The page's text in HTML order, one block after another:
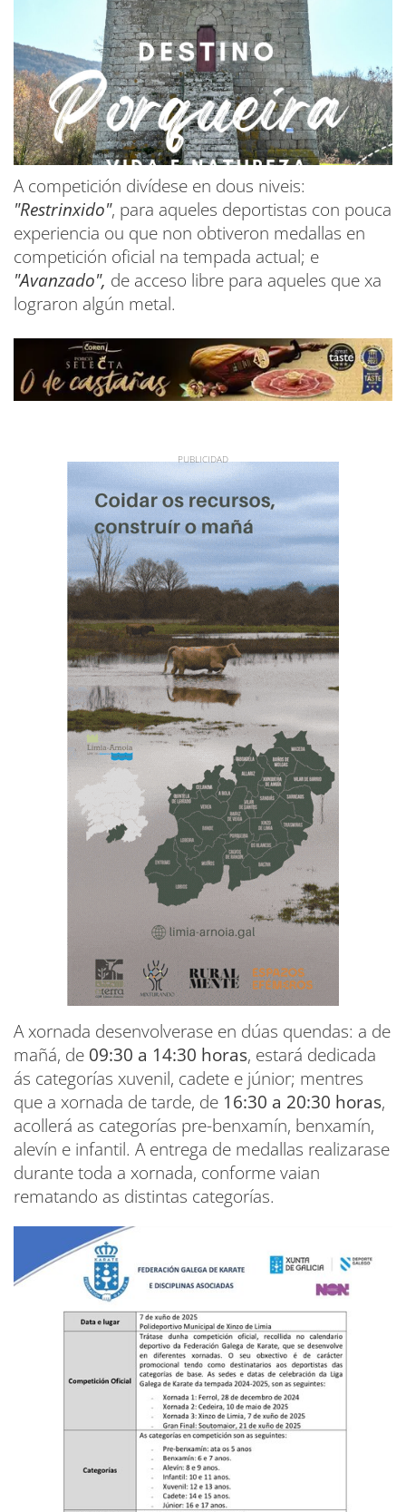
A competición divídese en dous niveis:
"Restrinxido", para aqueles deportistas con pouca
experiencia ou que non obtiveron medallas en
competición oficial na tempada actual; e
"Avanzado", de acceso libre para aqueles que xa
lograron algún metal.
A xornada desenvolverase en dúas quendas: a de
mañá, de 09:30 a 14:30 horas, estará dedicada
ás categorías xuvenil, cadete e júnior; mentres
que a xornada de tarde, de 16:30 a 20:30 horas,
acollerá as categorías pre-benxamín, benxamín,
alevín e infantil. A entrega de medallas realizarase
durante toda a xornada, conforme vaian
rematando as distintas categorías.